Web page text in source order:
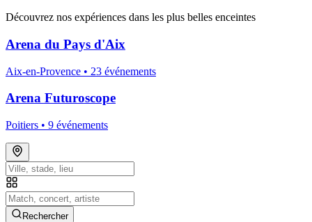
Découvrez nos expériences dans les plus belles enceintes
Arena du Pays d'Aix
Aix-en-Provence • 23 événements
Arena Futuroscope
Poitiers • 9 événements
Rechercher